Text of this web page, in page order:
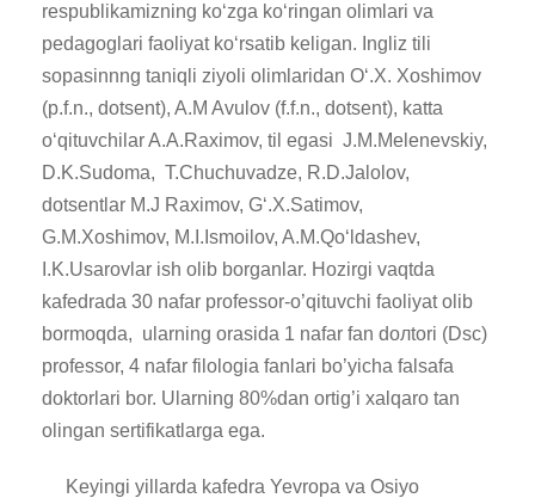
respublikamizning ko‘zga ko‘ringan olimlari va
pedagoglari faoliyat ko‘rsatib keligan. Ingliz tili
soрasinnng taniqli ziyoli olimlaridan O‘.X. Xoshimov
(p.f.n., dotsent), A.M Avulov (f.f.n., dotsent), katta
o‘qituvchilar A.A.Raximov, til egasi J.M.Melenevskiy,
D.K.Sudoma, T.Chuchuvadze, R.D.Jalolov,
dotsentlar M.J Raximov, G‘.X.Satimov,
G.M.Xoshimov, M.I.Ismoilov, A.M.Qo‘ldashev,
I.K.Usarovlar ish olib borganlar. Hozirgi vaqtda
kafedrada 30 nafar professor-o’qituvchi faoliyat olib
bormoqda, ularning orasida 1 nafar fan doлtori (Dsc)
professor, 4 nafar filologia fanlari bo’yicha falsafa
doktorlari bor. Ularning 80%dan ortig’i xalqaro tan
olingan sertifikatlarga ega.
Keyingi yillarda kafedra Yevropa va Osiyo